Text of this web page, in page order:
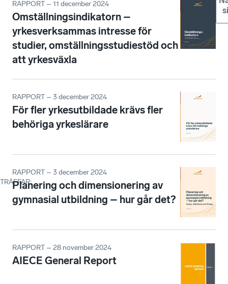
TRÄFFAR:
RAPPORT – 11 december 2024
Omställningsindikatorn –
yrkesverksammas intresse för
studier, omställningsstudiestöd och
att yrkesväxla
RAPPORT – 3 december 2024
För fler yrkesutbildade krävs fler
behöriga yrkeslärare
RAPPORT – 3 december 2024
Planering och dimensionering av
gymnasial utbildning – hur går det?
RAPPORT – 28 november 2024
AIECE General Report